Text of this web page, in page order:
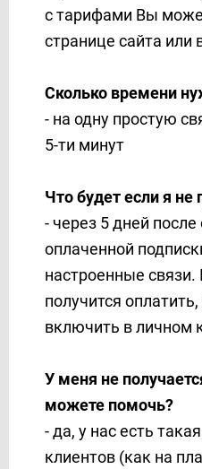
с тарифами Вы
странице сайта или
Сколько времени
- на одну простую
5-ти минут
Что будет если я не
- через 5 дней
оплаченной
настроенные связи.
получится
включить в личном
У меня не
можете помочь?
- да, у нас есть
клиентов (как на